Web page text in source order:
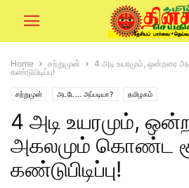
Home சற்றுமுன்
4 அடி உயரமும், ஒன்றரை
கண்டுபிடிப்பு!
சற்றுமுன் அடடே... அப்படியா? தமிழகம்
4 அடி உயரமும்,
அகலமும் கொண்ட
கண்டுபிடிப்பு!